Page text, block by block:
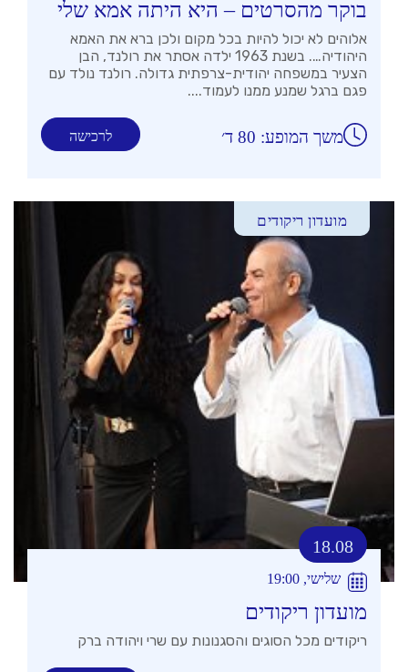
בוקר מהסרטים – היא היתה אמא שלי
אלוהים לא יכול להיות בכל מקום ולכן ברא את האמא
היהודיה…. בשנת 1963 ילדה אסתר את רולנד, הבן
הצעיר במשפחה יהודית-צרפתית גדולה. רולנד נולד עם
פגם ברגל שמנע ממנו לעמוד....
לרכישה משך המופע: 80 ד׳
מועדון ריקודים
18.08
שלישי, 19:00
מועדון ריקודים
ריקודים מכל הסוגים והסגנונות עם שרי ויהודה ברק